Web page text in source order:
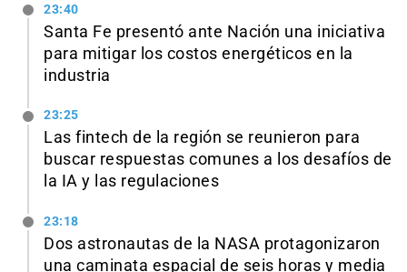
23:40
Santa Fe presentó ante Nación una iniciativa
para mitigar los costos energéticos en la
industria
23:25
Las fintech de la región se reunieron para
buscar respuestas comunes a los desafíos de
la IA y las regulaciones
23:18
Dos astronautas de la NASA protagonizaron
una caminata espacial de seis horas y media